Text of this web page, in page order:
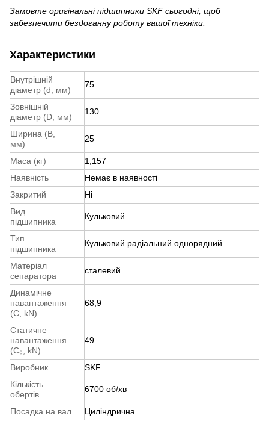
Замовте оригінальні підшипники SKF сьогодні, щоб
забезпечити бездоганну роботу вашої техніки.
Характеристики
Внутрішній
діаметр (d, мм)
75
Зовнішній
діаметр (D, мм)
130
Ширина (B,
мм)
25
Маса (кг)
1,157
Наявність
Немає в наявності
Закритий
Ні
Вид
підшипника
Кульковий
Тип
підшипника
Кульковий радіальний однорядний
Матеріал
сепаратора
сталевий
Динамічне
навантаження
(С, kN)
68,9
Статичне
навантаження
(С₀, kN)
49
Виробник
SKF
Кількість
обертів
6700 об/хв
Посадка на вал Циліндрична